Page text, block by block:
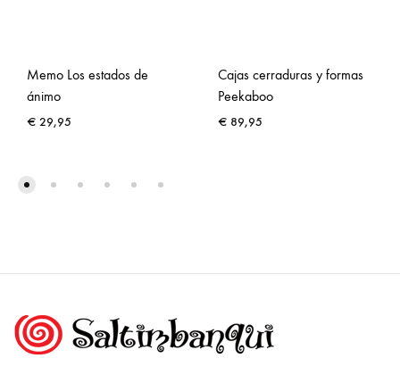
Memo Los estados de
ánimo
€ 29,95
Cajas cerraduras y formas
Peekaboo
€ 89,95